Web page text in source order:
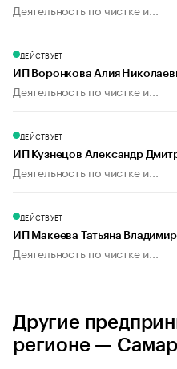
Деятельность по чистке и...
ДЕЙСТВУЕТ
ИП Воронкова Алия
Деятельность по чистке и...
ДЕЙСТВУЕТ
ИП Кузнецов Александр
Деятельность по чистке и...
ДЕЙСТВУЕТ
ИП Макеева Татьяна
Деятельность по чистке и...
Другие
регионе —